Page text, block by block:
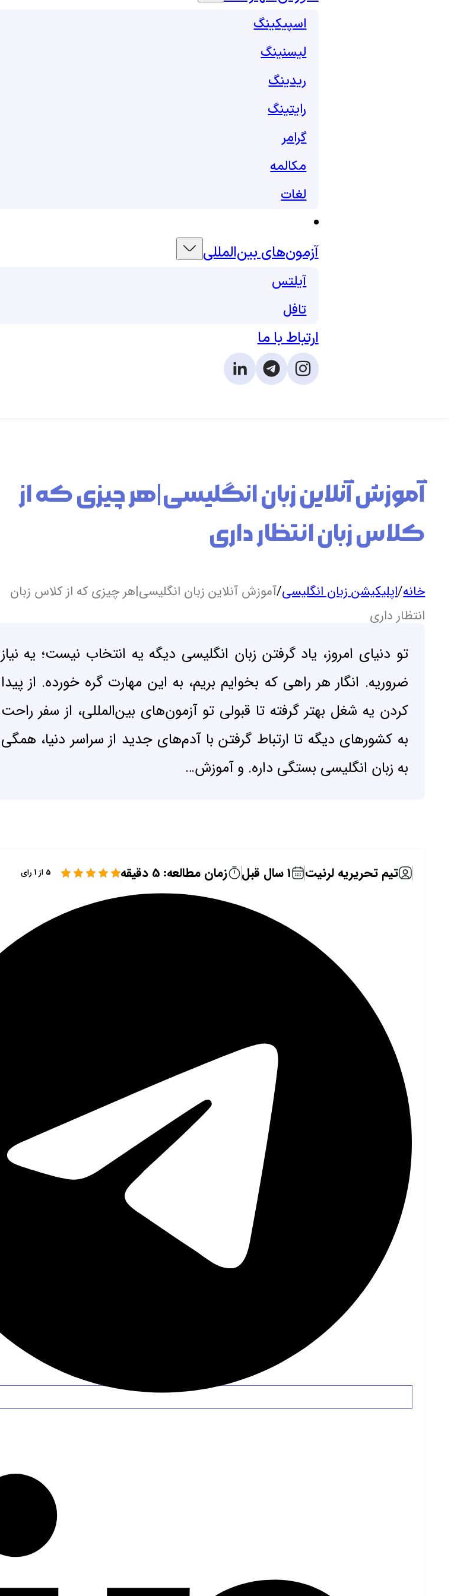
اسپیکینگ
لیسنینگ
ریدینگ
رایتینگ
گرامر
مکالمه
لغات
آزمون‌های بین‌المللی
آیلتس
تافل
ارتباط با ما
Follow us on Instagram
Follow us on Telegram
Follow us on Linkedin
آموزش آنلاین زبان انگلیسی|هر چیزی که از
کلاس زبان انتظار داری
خانه/اپلیکیشن زبان انگلیسی/آموزش آنلاین زبان انگلیسی|هر چیزی که از کلاس زبان
انتظار داری
تو دنیای امروز، یاد گرفتن زبان انگلیسی دیگه یه انتخاب نیست؛ یه نیاز
ضروریه. انگار هر راهی که بخوایم بریم، به این مهارت گره خورده. از پیدا
کردن یه شغل بهتر گرفته تا قبولی تو آزمون‌های بین‌المللی، از سفر راحت
به کشورهای دیگه تا ارتباط گرفتن با آدم‌های جدید از سراسر دنیا، همگی
به زبان انگلیسی بستگی داره. و آموزش…
تیم تحریریه لرنیت 1 سال قبل زمان مطالعه: 5 دقیقه 5 از 1 رای